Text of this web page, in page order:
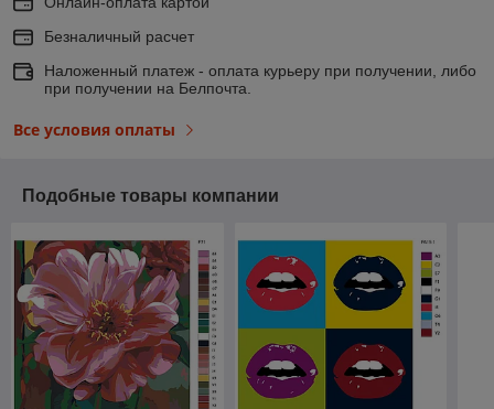
Безналичный расчет
Наложенный платеж - оплата курьеру при получении, либо
при получении на Белпочта.
Все условия оплаты
Подобные товары компании